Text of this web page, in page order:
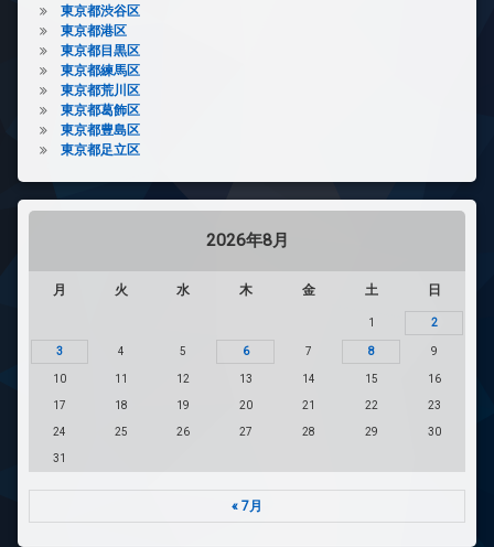
東京都渋谷区
東京都港区
東京都目黒区
東京都練馬区
東京都荒川区
東京都葛飾区
東京都豊島区
東京都足立区
2026年8月
月 火 水 木 金 土 日
1 2
3 4 5 6 7 8 9
10 11 12 13 14 15 16
17 18 19 20 21 22 23
24 25 26 27 28 29 30
31
« 7月